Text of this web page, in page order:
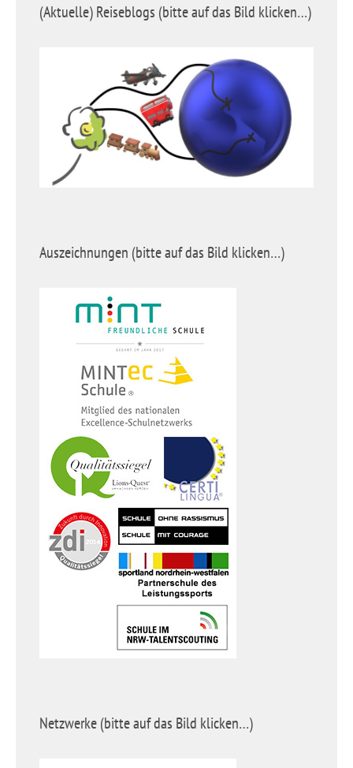
(Aktuelle) Reiseblogs (bitte auf das Bild klicken…)
Auszeichnungen (bitte auf das Bild klicken…)
Netzwerke (bitte auf das Bild klicken…)